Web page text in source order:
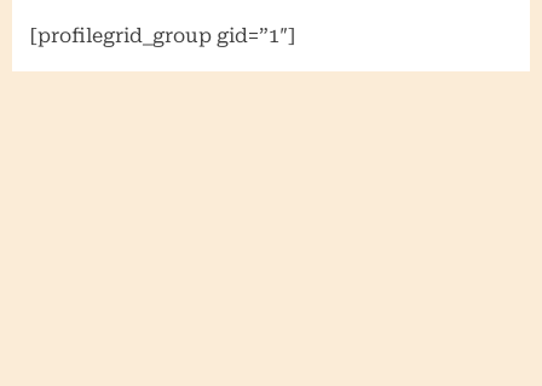
[profilegrid_group gid=”1″]